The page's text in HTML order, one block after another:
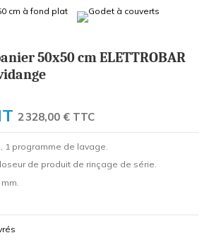
50x50 cm ELETTROBAR
2 328,00 € TTC
1 programme de lavage.
de produit de rinçage de série.